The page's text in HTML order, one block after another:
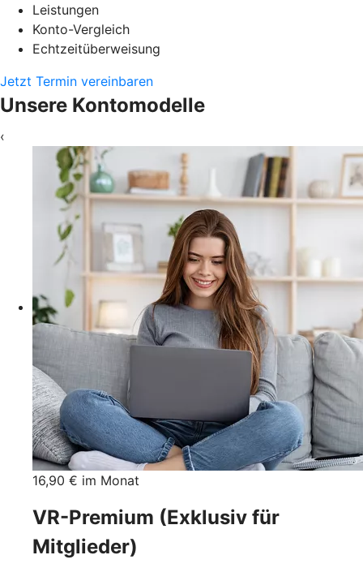
Leistungen
Konto-Vergleich
Echtzeitüberweisung
Jetzt Termin vereinbaren
Unsere Kontomodelle
‹
16,90 € im Monat
VR-Premium (Exklusiv für
Mitglieder)